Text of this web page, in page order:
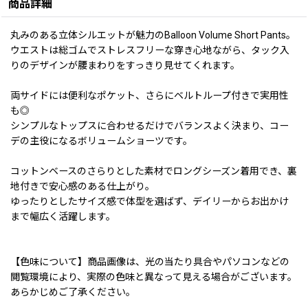
商品詳細
丸みのある立体シルエットが魅力のBalloon Volume Short Pants。
ウエストは総ゴムでストレスフリーな穿き心地ながら、タック入
りのデザインが腰まわりをすっきり見せてくれます。
両サイドには便利なポケット、さらにベルトループ付きで実用性
も◎
シンプルなトップスに合わせるだけでバランスよく決まり、コー
デの主役になるボリュームショーツです。
コットンベースのさらりとした素材でロングシーズン着用でき、裏
地付きで安心感のある仕上がり。
ゆったりとしたサイズ感で体型を選ばず、デイリーからお出かけ
まで幅広く活躍します。
【色味について】商品画像は、光の当たり具合やパソコンなどの
閲覧環境により、実際の色味と異なって見える場合がございます。
あらかじめご了承ください。